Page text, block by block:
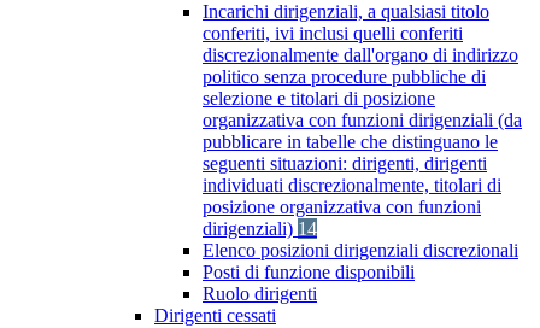
Incarichi dirigenziali, a qualsiasi titolo
conferiti, ivi inclusi quelli conferiti
discrezionalmente dall'organo di indirizzo
politico senza procedure pubbliche di
selezione e titolari di posizione
organizzativa con funzioni dirigenziali (da
pubblicare in tabelle che distinguano le
seguenti situazioni: dirigenti, dirigenti
individuati discrezionalmente, titolari di
posizione organizzativa con funzioni
dirigenziali) 14
Elenco posizioni dirigenziali discrezionali
Posti di funzione disponibili
Ruolo dirigenti
Dirigenti cessati